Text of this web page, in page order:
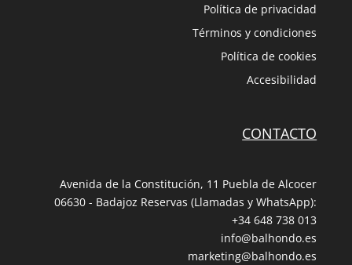
Política de privacidad
Términos y condiciones
Política de cookies
Accesibilidad
CONTACTO
Avenida de la Constitución, 11 Puebla de Alcocer
06630 - Badajoz Reservas (Llamadas y WhatsApp):
+34 648 738 013
info@balhondo.es
marketing@balhondo.es